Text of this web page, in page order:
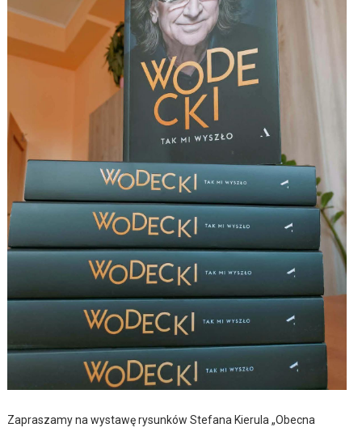
Zapraszamy na wystawę rysunków Stefana Kierula „Obecna